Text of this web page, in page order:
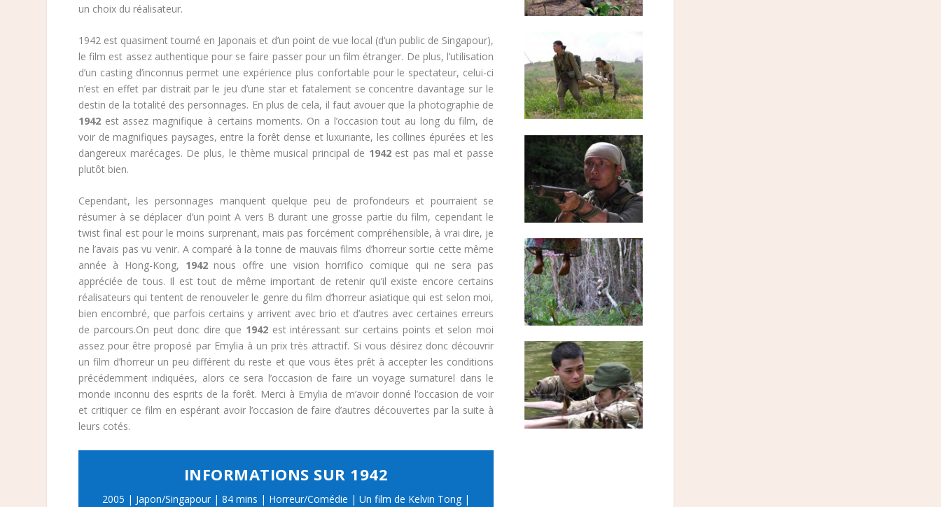
un choix du réalisateur.
1942 est quasiment tourné en Japonais et d’un point de vue local (d’un public de Singapour),
le film est assez authentique pour se faire passer pour un film étranger. De plus, l’utilisation
d’un casting d’inconnus permet une expérience plus confortable pour le spectateur, celui-ci
n’est en effet par distrait par le jeu d’une star et fatalement se concentre davantage sur le
destin de la totalité des personnages. En plus de cela, il faut avouer que la photographie de
1942est assez magnifique à certains moments. On a l’occasion tout au long du film, de
voir de magnifiques paysages, entre la forêt dense et luxuriante, les collines épurées et les
dangereux marécages. De plus, le thème musical principal de 1942est pas mal et passe
plutôt bien.
Cependant, les personnages manquent quelque peu de profondeurs et pourraient se
résumer à se déplacer d’un point A vers B durant une grosse partie du film, cependant le
twist final est pour le moins surprenant, mais pas forcément compréhensible, à vrai dire, je
ne l’avais pas vu venir. A comparé à la tonne de mauvais films d’horreur sortie cette même
année à Hong-Kong, 1942nous offre une vision horrifico comique qui ne sera pas
appréciée de tous. Il est tout de même important de retenir qu’il existe encore certains
réalisateurs qui tentent de renouveler le genre du film d’horreur asiatique qui est selon moi,
bien encombré, que parfois certains y arrivent avec brio et d’autres avec certaines erreurs
de parcours.On peut donc dire que 1942est intéressant sur certains points et selon moi
assez pour être proposé par Emylia à un prix très attractif. Si vous désirez donc découvrir
un film d’horreur un peu différent du reste et que vous êtes prêt à accepter les conditions
précédemment indiquées, alors ce sera l’occasion de faire un voyage surnaturel dans le
monde inconnu des esprits de la forêt. Merci à Emylia de m’avoir donné l’occasion de voir
et critiquer ce film en espérant avoir l’occasion de faire d’autres découvertes par la suite à
leurs cotés.
INFORMATIONS SUR 1942
2005 | Japon/Singapour | 84 mins | Horreur/Comédie | Un film de Kelvin Tong |